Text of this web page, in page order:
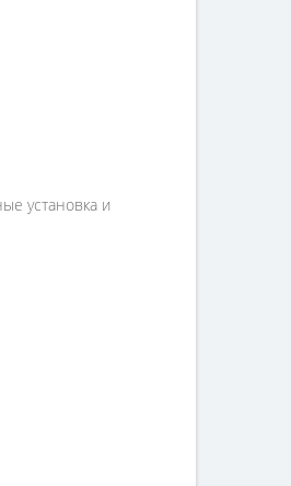
установка и